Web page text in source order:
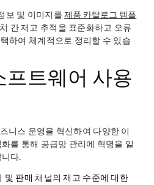
보 및 이미지를제품 카탈로그 템플
간 재고 추적을 표준화하고 오류
하여 체계적으로 정리할 수 있습
프트웨어 사용
니스 운영을 혁신하여 다양한 이
를 통해 공급망 관리에 혁명을 일
다.
및 판매 채널의 재고 수준에 대한